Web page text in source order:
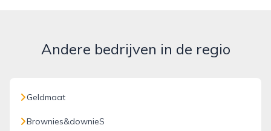
Andere bedrijven in de regio
Geldmaat
Brownies&downieS